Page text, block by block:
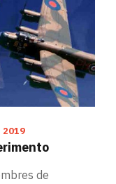
2019
de